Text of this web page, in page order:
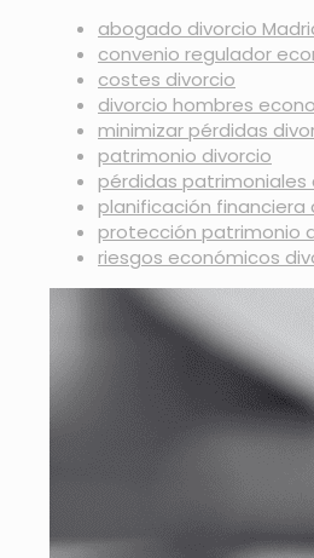
abogado divorcio
convenio regulador
costes divorcio
divorcio hombres
minimizar pérdidas
patrimonio divorcio
pérdidas patrimoniales
planificación financiera
protección patrimonio
riesgos económicos